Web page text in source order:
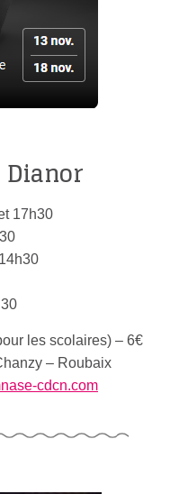
17h30
les scolaires) – 6€
– Roubaix
cdcn.com